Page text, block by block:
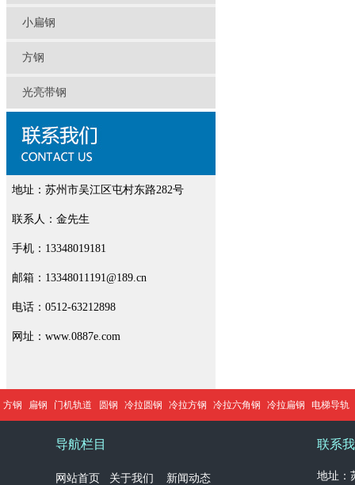
小扁钢
方钢
光亮带钢
地址：苏州市吴江区屯村东路282号
联系人：金先生
手机：13348019181
邮箱：13348011191@189.cn
电话：0512-63212898
网址：www.0887e.com
方钢 扁钢 门机轨道 圆钢 冷拉圆钢 冷拉方钢 冷拉六角钢 冷拉扁钢 电梯导轨
导航栏目
网站首页 关于我们 新闻动态
联系
地址：